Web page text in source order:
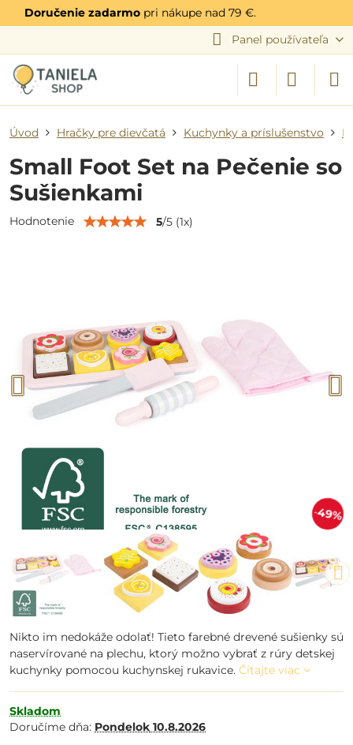
Doručenie zadarmo pri nákupe nad 79 €.
Panel používateľa
49%
Úvod Hračky pre dievčatá Kuchynky a príslušenstvo
Small Foot Set na Pečenie so
Sušienkami
Hodnotenie 5/5 (1x)
Nikto im nedokáže odolať! Tieto farebné drevené sušienky sú
naservírované na plechu, ktorý možno vybrať z rúry detskej
kuchynky pomocou kuchynskej rukavice. Čítajte viac
Skladom
Doručíme dňa: Pondelok 10.8.2026